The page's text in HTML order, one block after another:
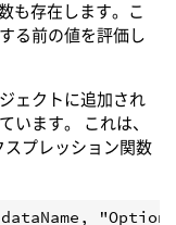
も存在します。こ
る前の値を評価し
ェクトに追加され
います。 これは、
プレッション関数